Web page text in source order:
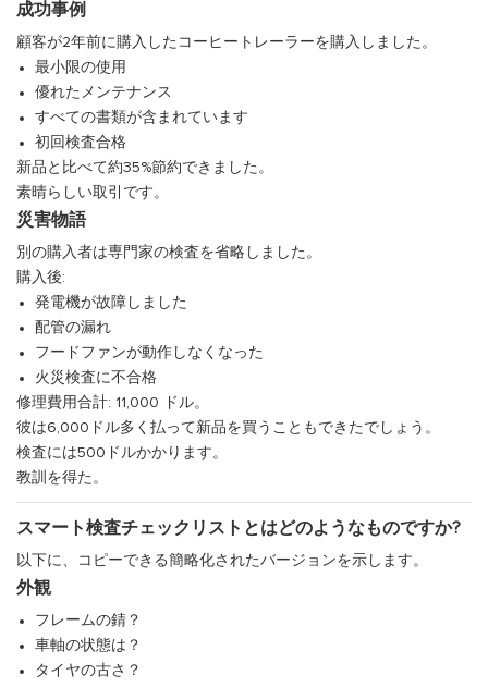
成功事例
顧客が2年前に購入したコーヒートレーラーを購入しました。
最小限の使用
優れたメンテナンス
すべての書類が含まれています
初回検査合格
新品と比べて約35%節約できました。
素晴らしい取引です。
災害物語
別の購入者は専門家の検査を省略しました。
購入後:
発電機が故障しました
配管の漏れ
フードファンが動作しなくなった
火災検査に不合格
修理費用合計: 11,000 ドル。
彼は6,000ドル多く払って新品を買うこともできたでしょう。
検査には500ドルかかります。
教訓を得た。
スマート検査チェックリストとはどのようなものですか?
以下に、コピーできる簡略化されたバージョンを示します。
外観
フレームの錆？
車軸の状態は？
タイヤの古さ？